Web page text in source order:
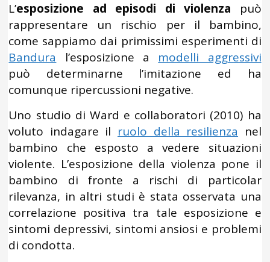
L’esposizione ad episodi di violenza può
rappresentare un rischio per il bambino,
come sappiamo dai primissimi esperimenti di
Bandura l’esposizione a modelli aggressivi
può determinarne l’imitazione ed ha
comunque ripercussioni negative.
Uno studio di Ward e collaboratori (2010) ha
voluto indagare il ruolo della resilienza nel
bambino che esposto a vedere situazioni
violente. L’esposizione della violenza pone il
bambino di fronte a rischi di particolar
rilevanza, in altri studi è stata osservata una
correlazione positiva tra tale esposizione e
sintomi depressivi, sintomi ansiosi e problemi
di condotta.